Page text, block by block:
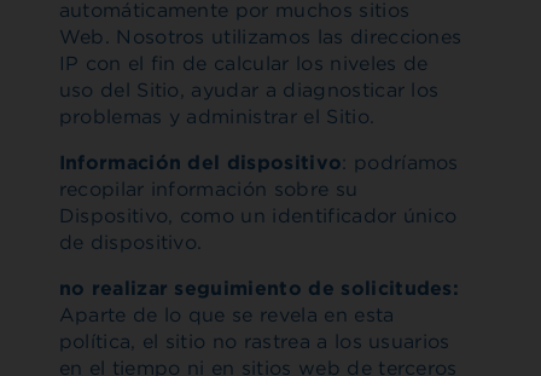
automáticamente por muchos sitios
Web. Nosotros utilizamos las direcciones
IP con el fin de calcular los niveles de
uso del Sitio, ayudar a diagnosticar los
problemas y administrar el Sitio.
Información del dispositivo: podríamos
recopilar información sobre su
Dispositivo, como un identificador único
de dispositivo.
no realizar seguimiento de solicitudes:
Aparte de lo que se revela en esta
política, el sitio no rastrea a los usuarios
en el tiempo ni en sitios web de terceros